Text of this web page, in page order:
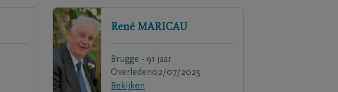
René MARICAU
Brugge - 91 jaar
Overleden02/07/2025
Bekijken